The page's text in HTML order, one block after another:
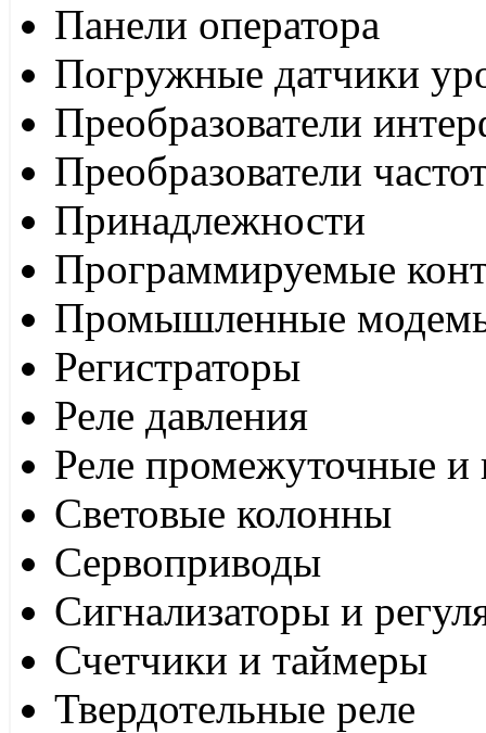
Панели оператора
Погружные датчики
Преобразователи
Преобразователи
Принадлежности
Программируемые
Промышленные
Регистраторы
Реле давления
Реле промежуточные и
Световые колонны
Сервоприводы
Сигнализаторы и
Счетчики и таймеры
Твердотельные реле